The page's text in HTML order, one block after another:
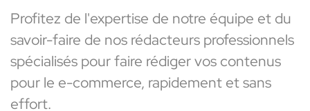
Profitez de l'expertise de notre équipe et du
savoir-faire de nos rédacteurs professionnels
spécialisés pour faire rédiger vos contenus
pour le e-commerce, rapidement et sans
effort.